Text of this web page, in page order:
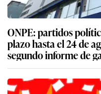
ONPE: partidos
plazo hasta el 24 de
segundo informe de